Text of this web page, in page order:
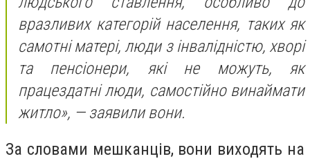
вразливих категорій населення, таких як
самотні матері, люди з інвалідністю, хворі
та пенсіонери, які не можуть, як
працездатні люди, самостійно винаймати
житло», — заявили вони.
За словами мешканців, вони виходять на